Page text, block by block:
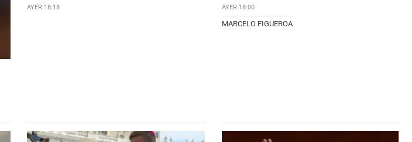
AYER 18:18 AYER 18:00
MARCELO FIGUEROA